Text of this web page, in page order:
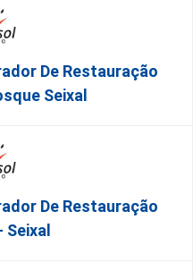
De Restauração
Seixal
De Restauração